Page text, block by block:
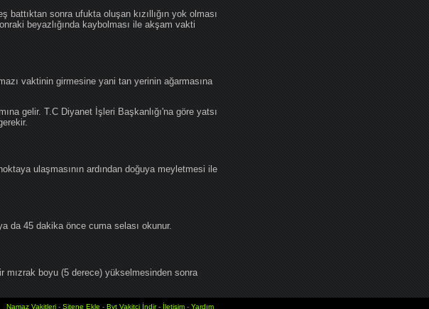
sonra ufukta oluşan kızıllığın yok olması
beyazlığında kaybolması ile akşam vakti
vaktinin girmesine yani tan yerinin ağarmasına
gelir. T.C Diyanet İşleri Başkanlığı'na göre yatsı
ulaşmasının ardından doğuya meyletmesi ile
da 45 dakika önce cuma selası okunur.
mızrak boyu (5 derece) yükselmesinden sonra
Namaz Vakitleri - Sitene Ekle - Bvt Vakitci İndir- İletişim - Yardım